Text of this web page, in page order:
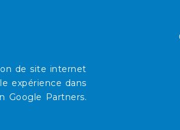
de site internet
expérience dans
Google Partners.